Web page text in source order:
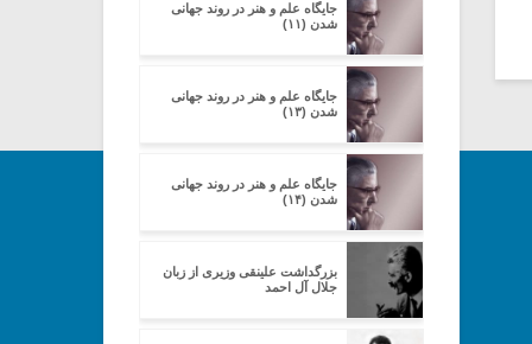
جایگاه علم و هنر در روند جهانی
شدن (۱۱)
جایگاه علم و هنر در روند جهانی
شدن (۱۳)
جایگاه علم و هنر در روند جهانی
شدن (۱۴)
بزرگداشت علینقی وزیری از زبان
جلال آل احمد